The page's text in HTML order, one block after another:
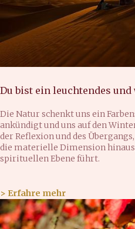
Du bist ein leuchtendes und
Die Natur schenkt uns ein
ankündigt und uns auf den
der Reflexion und des
die materielle Dimension
spirituellen Ebene führt.
> Erfahre mehr